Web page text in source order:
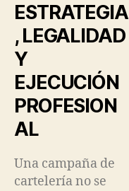
ESTRATEGIA
, LEGALIDAD
Y
EJECUCIÓN
PROFESION
AL
Una campaña de
cartelería no se